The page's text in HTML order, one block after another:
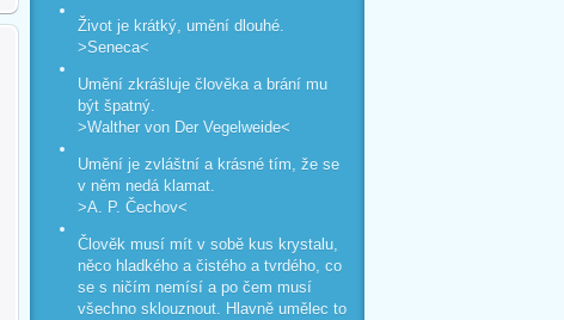
Život je krátký, umění dlouhé.
>Seneca<
Umění zkrášluje člověka a brání mu
být špatný.
>Walther von Der Vegelweide<
Umění je zvláštní a krásné tím, že se
v něm nedá klamat.
>A. P. Čechov<
Člověk musí mít v sobě kus krystalu,
něco hladkého a čistého a tvrdého, co
se s ničím nemísí a po čem musí
všechno sklouznout. Hlavně umělec to